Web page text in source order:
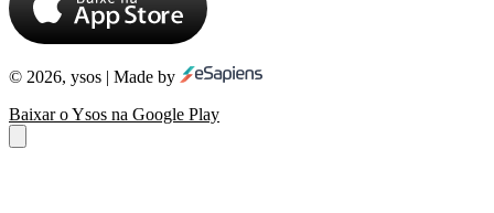
© 2026, ysos | Made by
Baixar o Ysos na Google Play